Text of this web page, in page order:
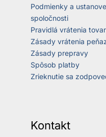
Podmienky a
spoločnosti
Pravidlá vrátenia
Zásady vrátenia
Zásady prepravy
Spôsob platby
Zrieknutie sa
Kontakt